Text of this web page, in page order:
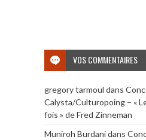
VOS COMMENTAIRES
gregory tarmoul dans
Calysta/Culturopoing – «
fois » de Fred Zinneman
Muniroh Burdanidans